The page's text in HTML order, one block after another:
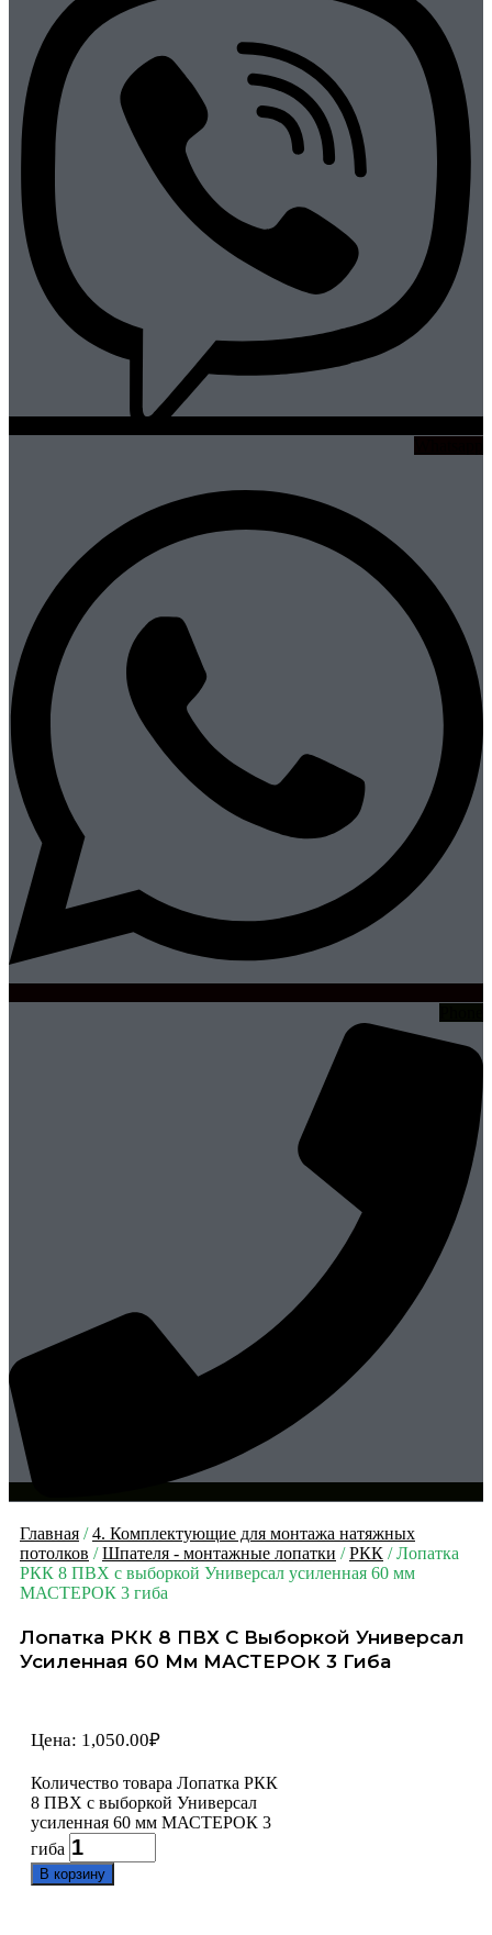
Главная /4. Комплектующие для монтажа натяжных
потолков /Шпателя - монтажные лопатки /РКК / Лопатка
РКК 8 ПВХ с выборкой Универсал усиленная 60 мм
МАСТЕРОК 3 гиба
Лопатка РКК 8 ПВХ С Выборкой Универсал
Усиленная 60 Мм МАСТЕРОК 3 Гиба
Цена: 1,050.00₽
Количество товара Лопатка РКК
8 ПВХ с выборкой Универсал
усиленная 60 мм МАСТЕРОК 3
гиба
В корзину